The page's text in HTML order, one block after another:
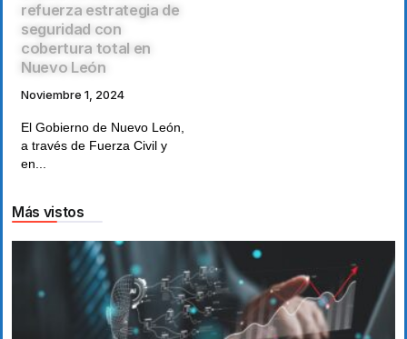
refuerza estrategia de
seguridad con
cobertura total en
Nuevo León
Noviembre 1, 2024
El Gobierno de Nuevo León,
a través de Fuerza Civil y
en...
Más vistos